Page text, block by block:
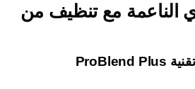
الناعمة مع تنظيف من